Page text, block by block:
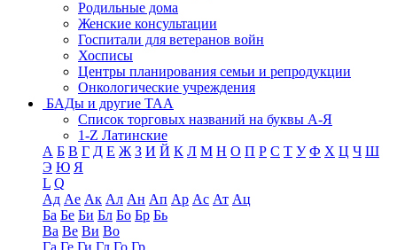
Родильные дома
Женские консультации
Госпитали для ветеранов войн
Хосписы
Центры планирования семьи и репродукции
Онкологические учреждения
БАДы и другие ТАА
Список торговых названий на буквы А-Я
1-Z Латинские
А Б В Г Д Е Ж З И Й К Л М Н О П Р С Т У Ф Х Ц Ч Ш
Э Ю Я
L Q
Ад Ае Ак Ал Ан Ап Ар Ас Ат Ац
Ба Бе Би Бл Бо Бр Бь
Ва Ве Ви Во
Га Ге Ги Гл Го Гр